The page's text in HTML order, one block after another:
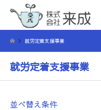
就労定着支援事業
就労定着支援事業
並べ替え条件